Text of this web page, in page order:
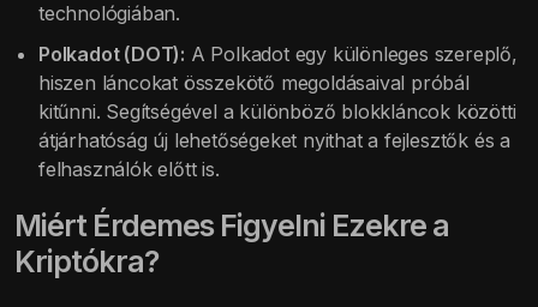
technológiában.
Polkadot (DOT): A Polkadot egy különleges szereplő,
hiszen láncokat összekötő megoldásaival próbál
kitűnni. Segítségével a különböző blokkláncok közötti
átjárhatóság új lehetőségeket nyithat a fejlesztők és a
felhasználók előtt is.
Miért Érdemes Figyelni Ezekre a
Kriptókra?